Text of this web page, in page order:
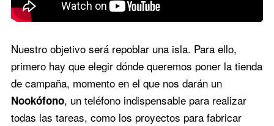
Nuestro objetivo será repoblar una isla. Para ello,
primero hay que elegir dónde queremos poner la tienda
de campaña, momento en el que nos darán un
Nookófono, un teléfono indispensable para realizar
todas las tareas, como los proyectos para fabricar